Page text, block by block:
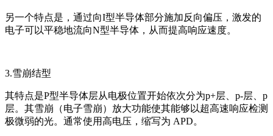
另一个特点是，通过向I型半导体部分施加反向偏压，激发的
电子可以平稳地流向N型半导体，从而提高响应速度。
3.雪崩结型
其特点是P型半导体层从电极位置开始依次分为p+层、p-层、p
层。其雪崩（电子雪崩）放大功能使其能够以超高速响应检测
极微弱的光。通常使用高电压，缩写为 APD。